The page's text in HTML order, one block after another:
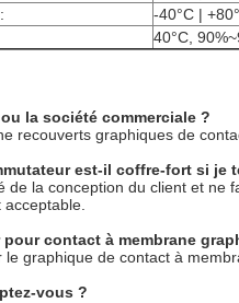
-40°C |
40°C,
la société commerciale ?
recouverts graphiques de
est-il coffre-fort si je
de la conception du client et
contact à membrane
graphique de contact à
vous ?